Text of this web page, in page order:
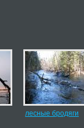
лесные бродяги